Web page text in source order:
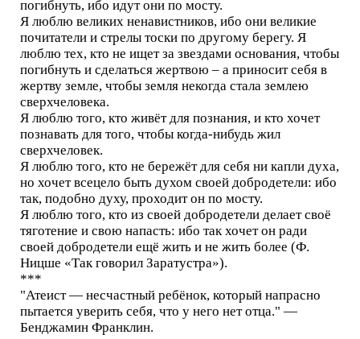
погибнуть, ибо идут они по мосту.
Я люблю великих ненавистников, ибо они великие
почитатели и стрелы тоски по другому берегу. Я
люблю тех, кто не ищет за звездами основания, чтобы
погибнуть и сделаться жертвою – а приносит себя в
жертву земле, чтобы земля некогда стала землею
сверхчеловека.
Я люблю того, кто живёт для познания, и кто хочет
познавать для того, чтобы когда-нибудь жил
сверхчеловек.
Я люблю того, кто не бережёт для себя ни капли духа,
но хочет всецело быть духом своей добродетели: ибо
так, подобно духу, проходит он по мосту.
Я люблю того, кто из своей добродетели делает своё
тяготение и свою напасть: ибо так хочет он ради
своей добродетели ещё жить и не жить более (Ф.
Ницше «Так говорил Заратустра»).
***
"Атеист — несчастный ребёнок, который напрасно
пытается уверить себя, что у него нет отца." —
Бенджамин Франклин.